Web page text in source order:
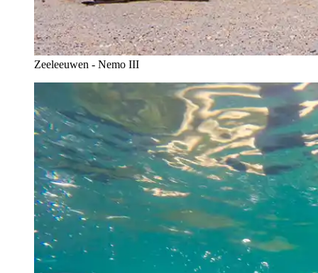
Zeeleeuwen - Nemo III